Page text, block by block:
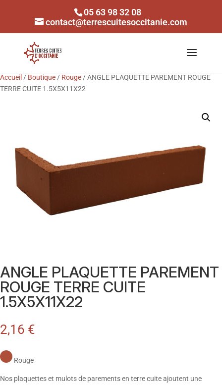
05 63 98 32 08
contact@terrescuitesoccitanie.com
Accueil / Boutique / Rouge / ANGLE PLAQUETTE PAREMENT ROUGE
TERRE CUITE 1.5X5X11X22
ANGLE PLAQUETTE PAREMENT
ROUGE TERRE CUITE
1.5X5X11X22
2,16 €
Rouge
Nos plaquettes et mulots de parements en terre cuite ajoutent une